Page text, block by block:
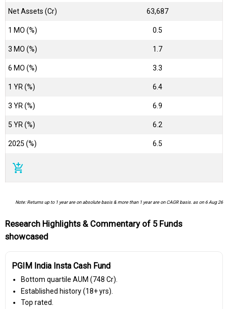
Net Assets (Cr) ₹63,687
1 MO (%) 0.5
3 MO (%) 1.7
6 MO (%) 3.3
1 YR (%) 6.4
3 YR (%) 6.9
5 YR (%) 6.2
2025 (%) 6.5
add_shopping_cart
Note: Returns up to 1 year are on absolute basis & more than 1 year are on CAGR basis. as on 6 Aug 26
Research Highlights & Commentary of 5 Funds
showcased
PGIM India Insta Cash Fund
Bottom quartile AUM (₹748 Cr).
Established history (18+ yrs).
Top rated.